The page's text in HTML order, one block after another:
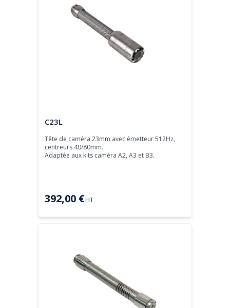
Tête de caméra
C23L
Tête de caméra 23mm avec émetteur 512Hz,
centreurs 40/80mm.
Adaptée aux kits caméra A2, A3 et B3.
392,00 €HT